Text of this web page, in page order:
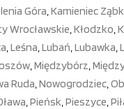
Góra,Kamieniec
Wrocławskie,Kłodzko,
,Leśna,Lubań,Lubawka,
,Międzybórz,
Ruda,Nowogrodziec,
,Pieńsk,Pieszyce,